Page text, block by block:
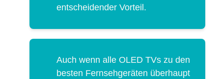
entscheidender Vorteil.
Auch wenn alle OLED TVs zu den
besten Fernsehgeräten überhaupt